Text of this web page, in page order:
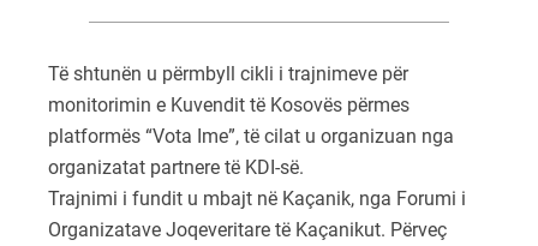
Të shtunën u përmbyll cikli i trajnimeve për
monitorimin e Kuvendit të Kosovës përmes
platformës “Vota Ime”, të cilat u organizuan nga
organizatat partnere të KDI-së.
Trajnimi i fundit u mbajt në Kaçanik, nga Forumi i
Organizatave Joqeveritare të Kaçanikut. Përveç